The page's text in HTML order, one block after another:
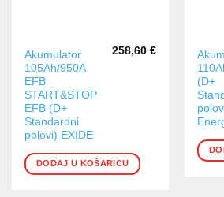
Akumulator
105Ah/950A
EFB
START&STOP
EFB (D+
Standardni
polovi) EXIDE
258,60 €
DODAJ U KOŠARICU
(D+